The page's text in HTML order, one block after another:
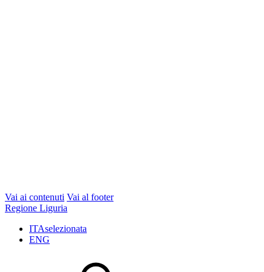
Vai ai contenuti Vai al footer
Regione Liguria
ITAselezionata
ENG